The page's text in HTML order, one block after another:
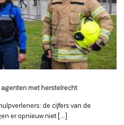
met herstelrecht
de cijfers van de
er opnieuw niet [...]